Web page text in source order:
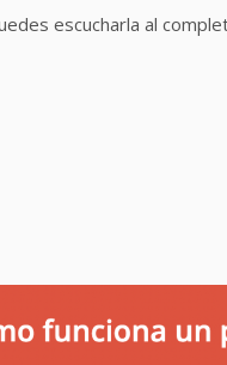
escucharla al